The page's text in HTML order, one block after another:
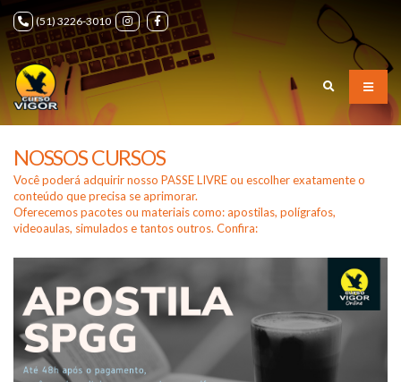
(51) 3226-3010
NOSSOS CURSOS
Você poderá adquirir nosso PASSE LIVRE ou escolher exatamente o
conteúdo que precisa se aprimorar.
Oferecemos pacotes ou materiais como: apostilas, polígrafos,
videoaulas, simulados e tantos outros. Confira: